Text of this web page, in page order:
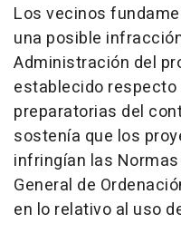
Los vecinos
una posible
Administración del
establecido
preparatorias del
sostenía que los
infringían las
General de
en lo relativo al uso